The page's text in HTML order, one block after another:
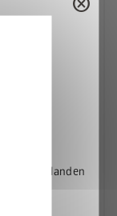
an und landen